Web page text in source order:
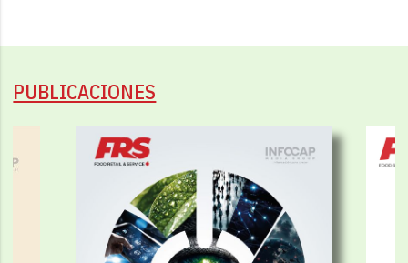
PUBLICACIONES